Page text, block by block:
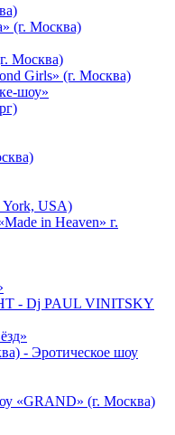
(г. Москва)
Москва)
Girls» (г. Москва)
шоу»
York, USA)
in Heaven» г.
- Dj PAUL VINITSKY
- Эротическое шоу
«GRAND» (г. Москва)